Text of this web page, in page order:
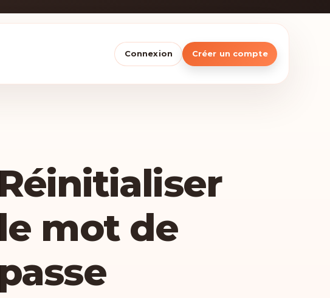
Connexion Créer un compte
Réinitialiser
le mot de
passe